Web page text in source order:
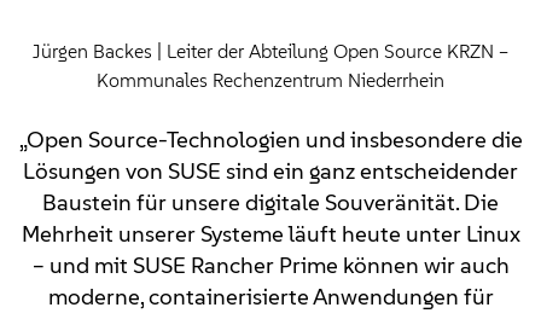
Jürgen Backes | Leiter der Abteilung Open Source KRZN –
Kommunales Rechenzentrum Niederrhein
„Open Source-Technologien und insbesondere die
Lösungen von SUSE sind ein ganz entscheidender
Baustein für unsere digitale Souveränität. Die
Mehrheit unserer Systeme läuft heute unter Linux
– und mit SUSE Rancher Prime können wir auch
moderne, containerisierte Anwendungen für